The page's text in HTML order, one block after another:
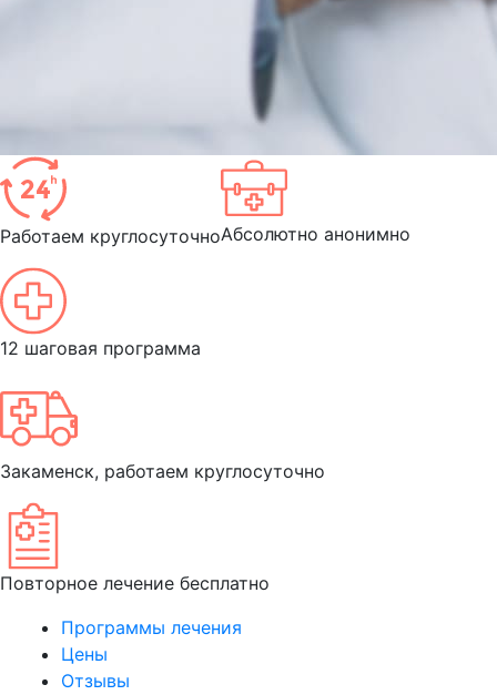
Работаем круглосуточноАбсолютно анонимно
12 шаговая программа
Закаменск, работаем круглосуточно
Повторное лечение бесплатно
Программы лечения
Цены
Отзывы